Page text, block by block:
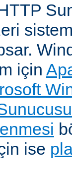
için
ise